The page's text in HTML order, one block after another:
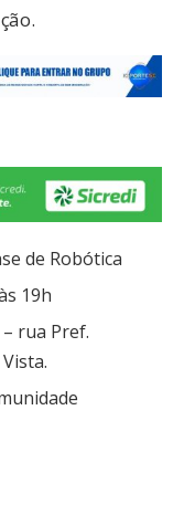
de Robótica
19h
rua Pref.